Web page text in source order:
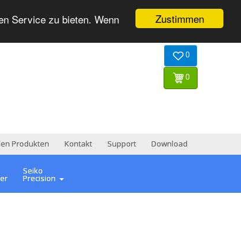
Zustimmen
Service zu bieten. Wenn
0
0
Produkten Kontakt Support Download
Seiko
Precision